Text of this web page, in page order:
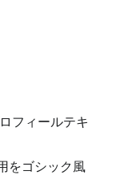
フィールテキ
をゴシック風